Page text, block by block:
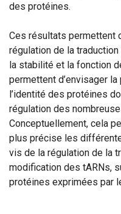
des protéines.
Ces résultats permettent
régulation de la
la stabilité et la fonction
permettent d’envisager
l’identité des protéines
régulation des
Conceptuellement, cela
plus précise les
vis de la régulation de la
modification des tARNs,
protéines exprimées par